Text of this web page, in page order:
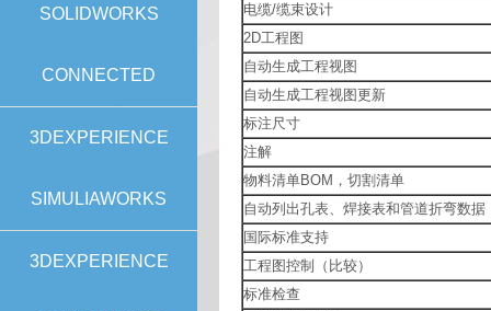
SOLIDWORKS
CONNECTED
3DEXPERIENCE
SIMULIAWORKS
3DEXPERIENCE
电缆/缆束设计
2D工程图
自动生成工程视图
自动生成工程视图更新
标注尺寸
注解
物料清单BOM，切割清单
自动列出孔表、焊接表和管道折弯数据
国际标准支持
工程图控制（比较）
标准检查